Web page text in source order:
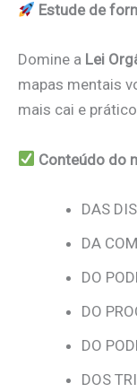
Estude de
Domine a Lei
mapas mentais
mais cai e
Conteúdo do
DAS
DA
DO
DO
DO
DOS